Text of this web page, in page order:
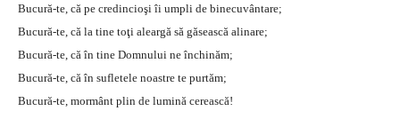
Bucură-te, că pe credincioşi îi umpli de binecuvântare;
Bucură-te, că la tine toţi aleargă să găsească alinare;
Bucură-te, că în tine Domnului ne închinăm;
Bucură-te, că în sufletele noastre te purtăm;
Bucură-te, mormânt plin de lumină cerească!